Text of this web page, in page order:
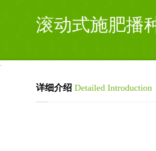
滚动式施肥播
.
详细介绍 Detailed Introduction